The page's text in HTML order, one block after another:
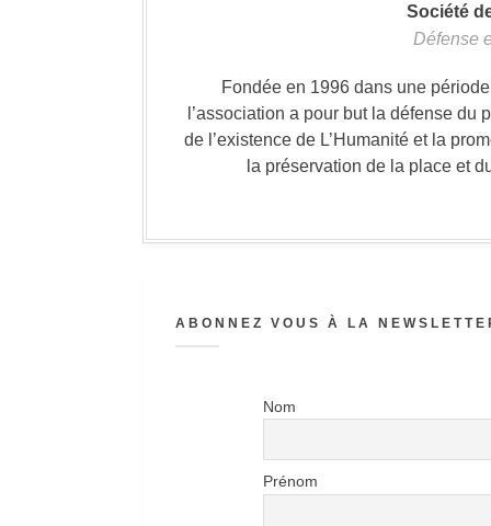
Société
Défense
Fondée en 1996 dans une
l’association a pour but la défense
de l’existence de L’Humanité et la
la préservation de la place et
ABONNEZ VOUS À LA
Nom
Prénom